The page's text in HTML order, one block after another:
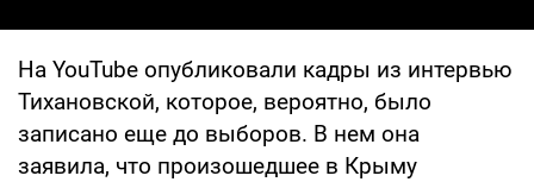
На YouTube опубликовали кадры из интервью
Тихановской, которое, вероятно, было
записано еще до выборов. В нем она
заявила, что произошедшее в Крыму